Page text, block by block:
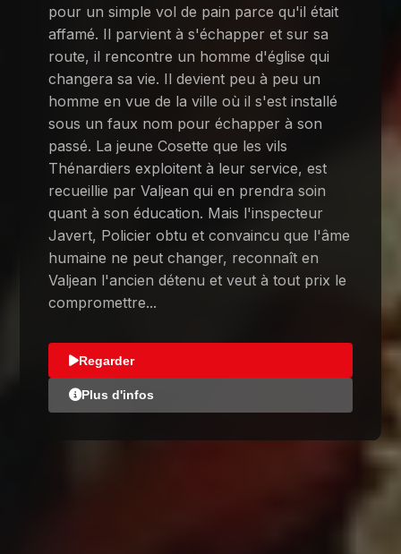
pour un simple vol de pain parce qu'il était
affamé. Il parvient à s'échapper et sur sa
route, il rencontre un homme d'église qui
changera sa vie. Il devient peu à peu un
homme en vue de la ville où il s'est installé
sous un faux nom pour échapper à son
passé. La jeune Cosette que les vils
Thénardiers exploitent à leur service, est
recueillie par Valjean qui en prendra soin
quant à son éducation. Mais l'inspecteur
Javert, Policier obtu et convaincu que l'âme
humaine ne peut changer, reconnaît en
Valjean l'ancien détenu et veut à tout prix le
compromettre...
Regarder
Plus d'infos